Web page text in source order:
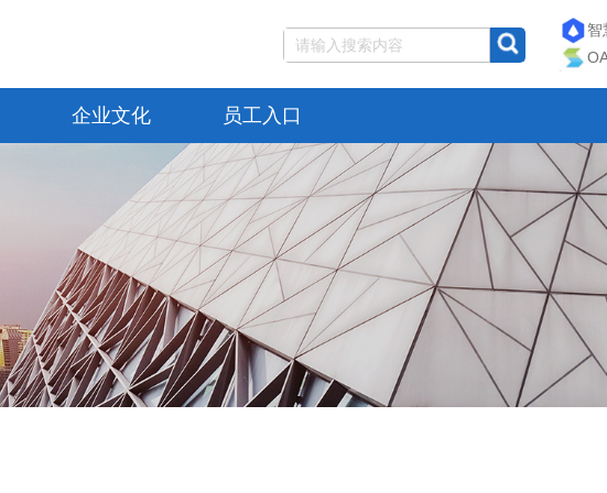
智
项目荣誉
规程规范
专利证书
管理体系
企业文化 员工入口